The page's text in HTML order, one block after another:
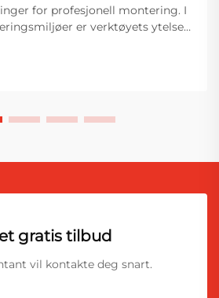
for profesjonell montering. I
er verktøyets ytelse
de viktigste komponentene i
gratis tilbud
vil kontakte deg snart.